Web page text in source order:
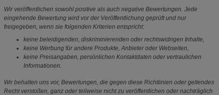
Wir veröffentlichen sowohl positive als auch negative Bewertungen. Jede
eingehende Bewertung wird vor der Veröffentlichung geprüft und nur
freigegeben, wenn sie folgenden Kriterien entspricht:
keine beleidigenden, diskriminierenden oder rechtswidrigen Inhalte,
keine Werbung für andere Produkte, Anbieter oder Webseiten,
keine Preisangaben, persönlichen Kontaktdaten oder vertraulichen
Informationen.
Wir behalten uns vor, Bewertungen, die gegen diese Richtlinien oder geltendes
Recht verstoßen, ganz oder teilweise nicht zu veröffentlichen oder nachträglich